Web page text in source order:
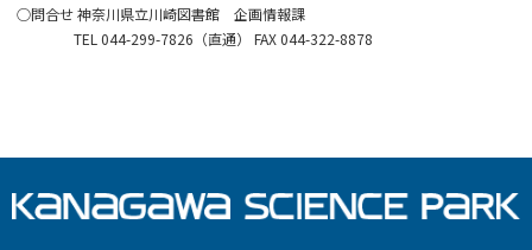
○問合せ 神奈川県立川崎図書館 企画情報課
TEL 044-299-7826（直通） FAX 044-322-8878